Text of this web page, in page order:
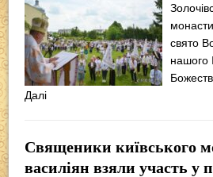
свято
нашого
Далі
Священики київського
василіян взяли участь у